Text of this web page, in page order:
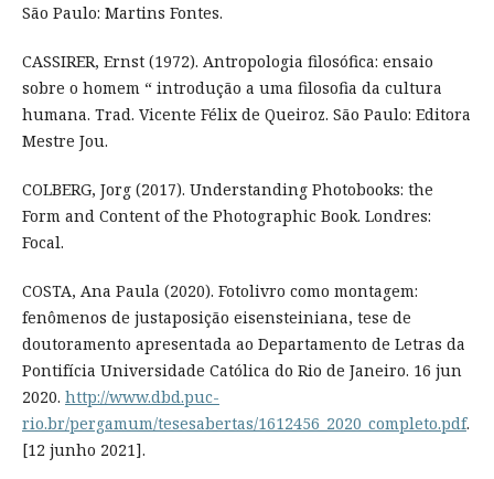
São Paulo: Martins Fontes.
CASSIRER, Ernst (1972). Antropologia filosófica: ensaio
sobre o homem “ introdução a uma filosofia da cultura
humana. Trad. Vicente Félix de Queiroz. São Paulo: Editora
Mestre Jou.
COLBERG, Jorg (2017). Understanding Photobooks: the
Form and Content of the Photographic Book. Londres:
Focal.
COSTA, Ana Paula (2020). Fotolivro como montagem:
fenômenos de justaposição eisensteiniana, tese de
doutoramento apresentada ao Departamento de Letras da
Pontifícia Universidade Católica do Rio de Janeiro. 16 jun
2020. http://www.dbd.puc-
rio.br/pergamum/tesesabertas/1612456_2020_completo.pdf.
[12 junho 2021].